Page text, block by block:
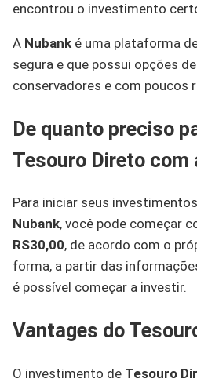
encontrou o investimento
A Nubank é uma plataforma
segura e que possui opções
conservadores e com poucos
De quanto preciso
Tesouro Direto com
Para iniciar seus
Nubank, você pode começar
RS30,00, de acordo com o
forma, a partir das
é possível começar a investir.
Vantages do
O investimento de Tesouro